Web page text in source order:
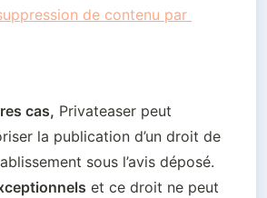
de contenu par
cas, Privateaser peut
la publication d’un droit de
sous l’avis déposé.
et ce droit ne peut